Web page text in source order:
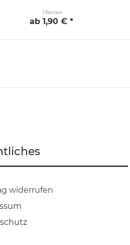
1 Portion
ab 1,90 € *
widerrufen